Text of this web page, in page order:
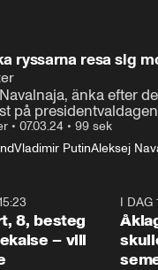
ryssarna resa sig
änka efter
på
• 07.03.24 • 99 sek
Vladimir PutinAleksej
8, besteg
– vill
I DAG